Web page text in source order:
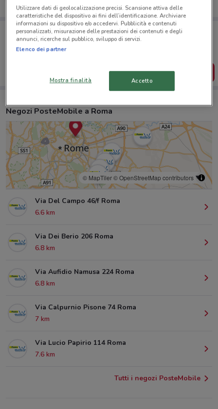
Porta DoveConviene sempre con te!
Puoi trovare le migliori offerte dei negozi vicino a te,
salvarle e creare la tua lista del risparmio, comodamente
dal tuo cellulare.
SCARICA L’APP
Negozi PosteMobile a Roma
© MapTiler© OpenStreetMap contributors
Via Del Campo 46/f Roma
6.6 km
Via Dei Berio 206 Roma
6.8 km
Via Aufidio Namusa 224 Roma
6.8 km
Via Calpurnio Pisone 74 Roma
7 km
Via Lucio Papirio 114 Roma
7.6 km
Tutti i negozi PosteMobile
Utilizzare dati di geolocalizzazione precisi. Scansione attiva delle
caratteristiche del dispositivo ai fini dell’identificazione. Archiviare
informazioni su dispositivo e/o accedervi. Pubblicità e contenuti
personalizzati, misurazione delle prestazioni dei contenuti e degli
annunci, ricerche sul pubblico, sviluppo di servizi.
Elenco dei partner
Mostra finalità Accetto